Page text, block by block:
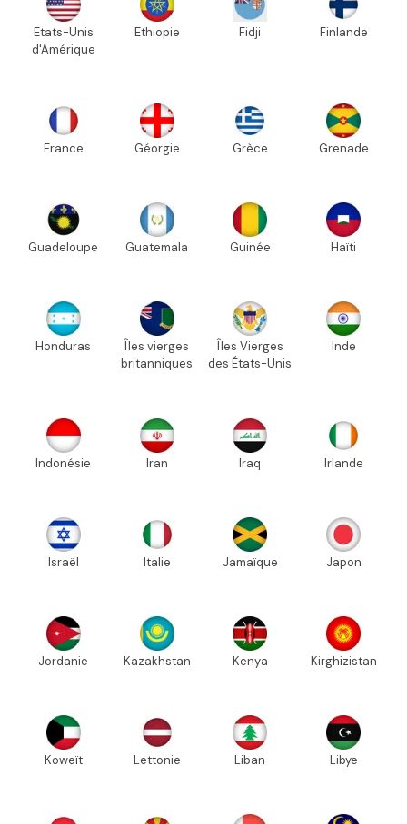
Etats-Unis
d'Amérique
Ethiopie Fidji Finlande
France Géorgie Grèce Grenade
Guadeloupe Guatemala Guinée Haïti
Honduras
Îles vierges
britanniques
Îles Vierges
des États-Unis
Inde
Indonésie Iran Iraq Irlande
Israël Italie Jamaïque Japon
Jordanie Kazakhstan Kenya Kirghizistan
Koweït Lettonie Liban Libye